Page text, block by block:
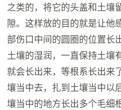
之类的，将它的头盖和土壤
隙。这样放的目的就是让他
部伤口中间的圆圈的位置长
土壤的湿润，一直保持土壤
就会长出来，等根系长出来
壤当中去，扎到土壤当中以
壤当中的地方长出多个毛细